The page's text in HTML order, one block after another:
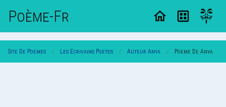
Poème-Fr
Site De Poemes Les Ecrivains Poetes Auteur Anya Poeme De Anya